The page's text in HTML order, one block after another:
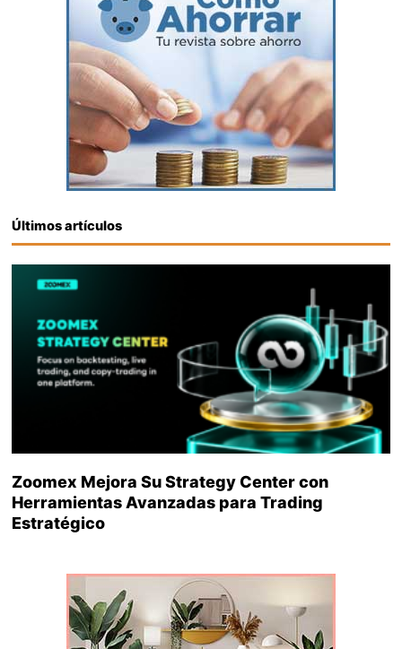
Últimos artículos
Zoomex Mejora Su Strategy Center con
Herramientas Avanzadas para Trading
Estratégico